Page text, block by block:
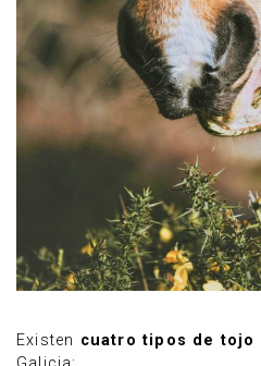
Existen cuatro tipos de tojo